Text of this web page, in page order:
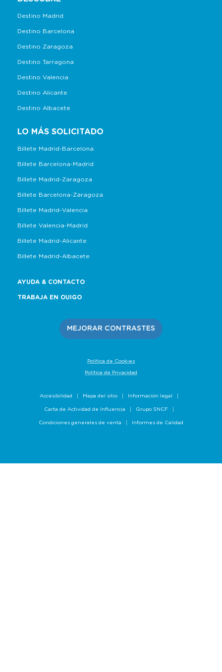
Destino Madrid
Destino Barcelona
Destino Zaragoza
Destino Tarragona
Destino Valencia
Destino Alicante
Destino Albacete
LO MÁS SOLICITADO
Billete Madrid-Barcelona
Billete Barcelona-Madrid
Billete Madrid-Zaragoza
Billete Barcelona-Zaragoza
Billete Madrid-Valencia
Billete Valencia-Madrid
Billete Madrid-Alicante
Billete Madrid-Albacete
AYUDA & CONTACTO
TRABAJA EN OUIGO
MEJORAR CONTRASTES
Política de Cookies
Política de Privacidad
Accesibilidad Mapa del sitio Información legal
Carta de Actividad de Influencia Grupo SNCF
Condiciones generales de venta Informes de Calidad